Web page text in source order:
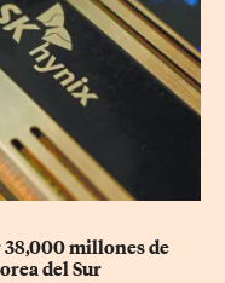
millones de
del Sur